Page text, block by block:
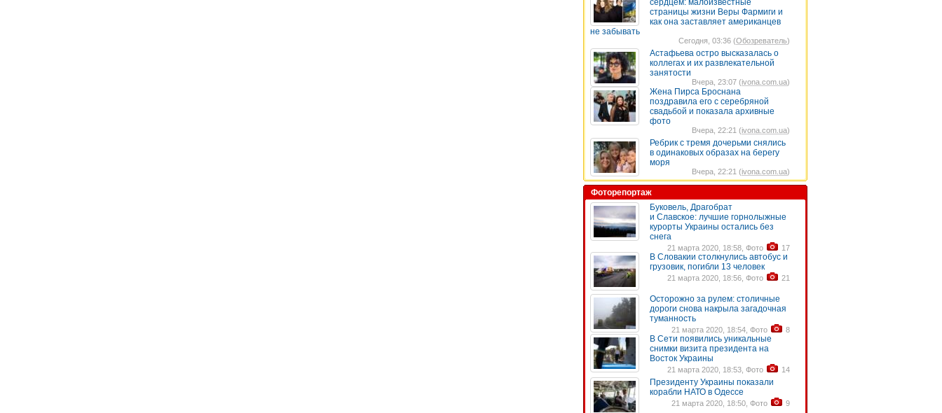
сердцем: малоизвестные
страницы жизни Веры Фармиги и
как она заставляет американцев
не забывать
Сегодня, 03:36 (Обозреватель)
Астафьева остро высказалась о
коллегах и их развлекательной
занятости
Вчера, 23:07 (ivona.com.ua)
Жена Пирса Броснана
поздравила его с серебряной
свадьбой и показала архивные
фото
Вчера, 22:21 (ivona.com.ua)
Ребрик с тремя дочерьми снялись
в одинаковых образах на берегу
моря
Вчера, 22:21 (ivona.com.ua)
Фоторепортаж
Буковель, Драгобрат
и Славское: лучшие горнолыжные
курорты Украины остались без
снега
21 марта 2020, 18:58, Фото 17
В Словакии столкнулись автобус и
грузовик, погибли 13 человек
21 марта 2020, 18:56, Фото 21
Осторожно за рулем: столичные
дороги снова накрыла загадочная
туманность
21 марта 2020, 18:54, Фото 8
В Сети появились уникальные
снимки визита президента на
Восток Украины
21 марта 2020, 18:53, Фото 14
Президенту Украины показали
корабли НАТО в Одессе
21 марта 2020, 18:50, Фото 9